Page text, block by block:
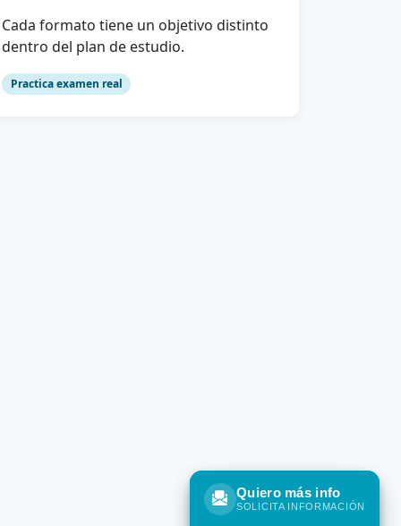
Quiero más info
SOLICITA INFORMACIÓN
Cada formato tiene un objetivo distinto
dentro del plan de estudio.
Practica examen real
Quiero más info
SOLICITA INFORMACIÓN